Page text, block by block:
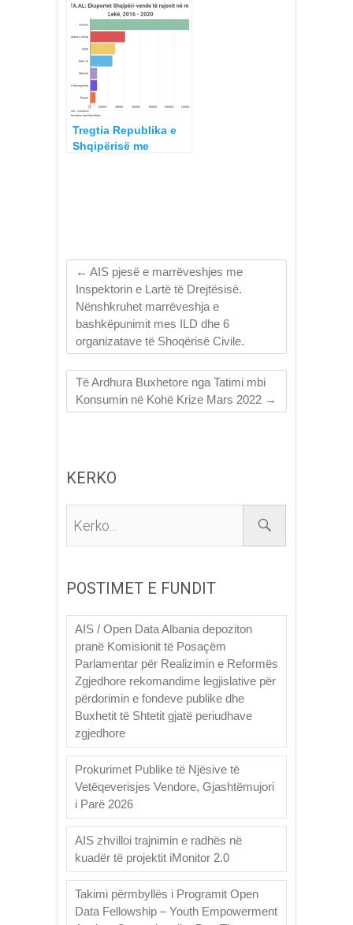
Tregtia Republika e
Shqipërisë me
← AIS pjesë e marrëveshjes me
Inspektorin e Lartë të Drejtësisë.
Nënshkruhet marrëveshja e
bashkëpunimit mes ILD dhe 6
organizatave të Shoqërisë Civile.
Të Ardhura Buxhetore nga Tatimi mbi
Konsumin në Kohë Krize Mars 2022 →
KERKO
POSTIMET E FUNDIT
AIS / Open Data Albania depoziton
pranë Komisionit të Posaçëm
Parlamentar për Realizimin e Reformës
Zgjedhore rekomandime legjislative për
përdorimin e fondeve publike dhe
Buxhetit të Shtetit gjatë periudhave
zgjedhore
Prokurimet Publike të Njësive të
Vetëqeverisjes Vendore, Gjashtëmujori
i Parë 2026
AIS zhvilloi trajnimin e radhës në
kuadër të projektit iMonitor 2.0
Takimi përmbyllës i Programit Open
Data Fellowship – Youth Empowerment